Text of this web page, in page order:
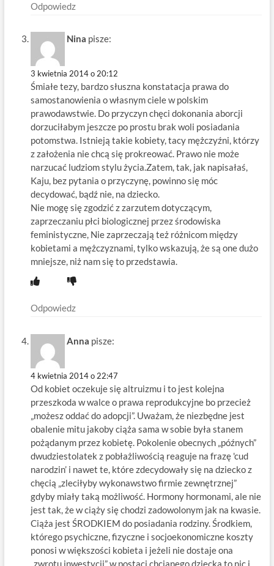
Odpowiedz
Nina pisze:
3 kwietnia 2014 o 20:12
Śmiałe tezy, bardzo słuszna konstatacja prawa do
samostanowienia o własnym ciele w polskim
prawodawstwie. Do przyczyn chęci dokonania aborcji
dorzuciłabym jeszcze po prostu brak woli posiadania
potomstwa. Istnieją takie kobiety, tacy mężczyźni, którzy
z założenia nie chcą się prokreować. Prawo nie może
narzucać ludziom stylu życia.Zatem, tak, jak napisałaś,
Kaju, bez pytania o przyczynę, powinno się móc
decydować, bądź nie, na dziecko.
Nie mogę się zgodzić z zarzutem dotyczącym,
zaprzeczaniu płci biologicznej przez środowiska
feministyczne, Nie zaprzeczają też różnicom między
kobietami a mężczyznami, tylko wskazują, że są one dużo
mniejsze, niż nam się to przedstawia.
Odpowiedz
Anna pisze:
4 kwietnia 2014 o 22:47
Od kobiet oczekuje się altruizmu i to jest kolejna
przeszkoda w walce o prawa reprodukcyjne bo przecież
„możesz oddać do adopcji”. Uważam, że niezbędne jest
obalenie mitu jakoby ciąża sama w sobie była stanem
pożądanym przez kobietę. Pokolenie obecnych „późnych”
dwudziestolatek z pobłażliwością reaguje na frazę 'cud
narodzin’ i nawet te, które zdecydowały się na dziecko z
chęcią „zleciłyby wykonawstwo firmie zewnętrznej”
gdyby miały taką możliwość. Hormony hormonami, ale nie
jest tak, że w ciąży się chodzi zadowolonym jak na kwasie.
Ciąża jest ŚRODKIEM do posiadania rodziny. Środkiem,
którego psychiczne, fizyczne i socjoekonomiczne koszty
ponosi w większości kobieta i jeżeli nie dostaje ona
„zwrotu inwestycji” w postaci chcianego dziecka to nic i